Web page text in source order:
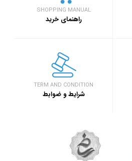
SHOPPING MANUAL
راهنمای خرید
TERM AND CONDITION
شرایط و ضوابط